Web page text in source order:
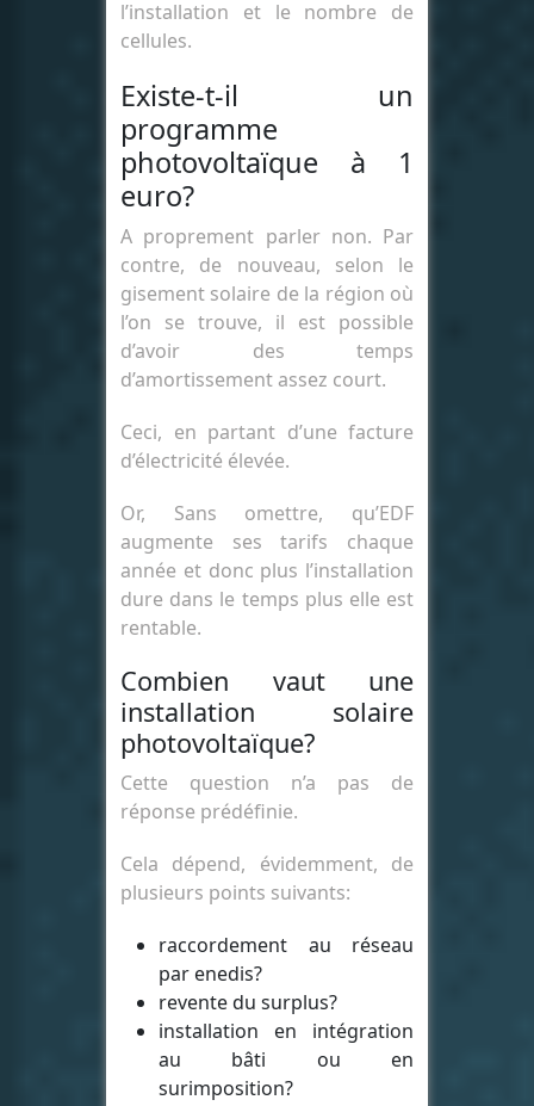
l’installation et le nombre de
cellules.
Existe-t-il un
programme
photovoltaïque à 1
euro?
A proprement parler non. Par
contre, de nouveau, selon le
gisement solaire de la région où
l’on se trouve, il est possible
d’avoir des temps
d’amortissement assez court.
Ceci, en partant d’une facture
d’électricité élevée.
Or, Sans omettre, qu’EDF
augmente ses tarifs chaque
année et donc plus l’installation
dure dans le temps plus elle est
rentable.
Combien vaut une
installation solaire
photovoltaïque?
Cette question n’a pas de
réponse prédéfinie.
Cela dépend, évidemment, de
plusieurs points suivants:
raccordement au réseau
par enedis?
revente du surplus?
installation en intégration
au bâti ou en
surimposition?